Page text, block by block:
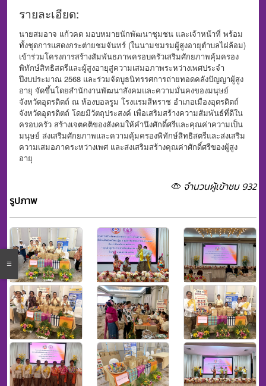
รายละเอียด:
นายสมอาจ แก้วคต มอบหมายนักพัฒนาชุมชน และเจ้าหน้าที่ พร้อม
ทั้งชุดการแสดงกระต่ายชมจันทร์ (ในนามชมรมผู้สูงอายุตำบลไผ่ล้อม)
เข้าร่วมโครงการสร้างสัมพันธภาพครอบครัวเสริมศักยภาพคุ้มครอง
พิทักษ์สิทธิสตรีและผู้สูงอายุสู่ความเสมอภาพระหว่างเพศประจำ
ปีงบประมาณ 2568 และร่วมจัดบูธนิทรรศการถ่ายทอดคลังปัญญาผู้สูง
อายุ จัดขึ้นโดยสำนักงานพัฒนาสังคมและความมั่นคงของมนุษย์
จังหวัดอุตรดิตถ์ ณ ห้องบอลรูม โรงแรมสีหราช อำเภอเมืองอุตรดิตถ์
จังหวัดอุตรดิตถ์ โดยมีวัตถุประสงค์ เพื่อเสริมสร้างความสัมพันธ์ที่ดีใน
ครอบครัว สร้างเจตคติของสังคมให้คำนึงศักดิ์ศรีและคุณค่าความเป็น
มนุษย์ ส่งเสริมศักยภาพและความคุ้มครองพิทักษ์สิทธิสตรีและส่งเสริม
ความเสมอภาคระหว่างเพศ และส่งเสริมสร้างคุณค่าศักดิ์ศรีของผู้สูง
อายุ
จำนวนผู้เข้าชม 932
รูปภาพ